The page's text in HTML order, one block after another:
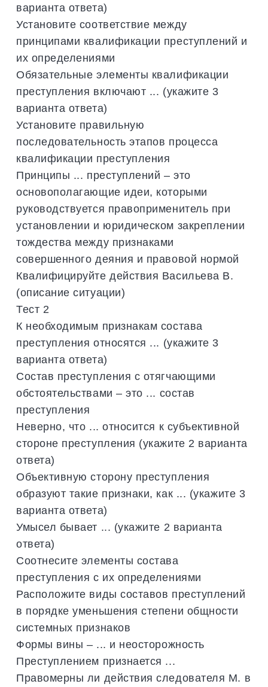
варианта ответа)
Установите соответствие между
принципами квалификации преступлений и
их определениями
Обязательные элементы квалификации
преступления включают ... (укажите 3
варианта ответа)
Установите правильную
последовательность этапов процесса
квалификации преступления
Принципы ... преступлений – это
основополагающие идеи, которыми
руководствуется правоприменитель при
установлении и юридическом закреплении
тождества между признаками
совершенного деяния и правовой нормой
Квалифицируйте действия Васильева В.
(описание ситуации)
Тест 2
К необходимым признакам состава
преступления относятся ... (укажите 3
варианта ответа)
Состав преступления с отягчающими
обстоятельствами – это ... состав
преступления
Неверно, что ... относится к субъективной
стороне преступления (укажите 2 варианта
ответа)
Объективную сторону преступления
образуют такие признаки, как ... (укажите 3
варианта ответа)
Умысел бывает ... (укажите 2 варианта
ответа)
Соотнесите элементы состава
преступления с их определениями
Расположите виды составов преступлений
в порядке уменьшения степени общности
системных признаков
Формы вины – ... и неосторожность
Преступлением признается ...
Правомерны ли действия следователя М. в